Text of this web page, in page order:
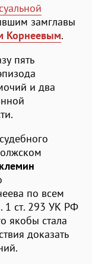
замглавы
Корнеевым.
пять
и два
по всем
1 ст. 293 УК РФ
якобы стала
доказать